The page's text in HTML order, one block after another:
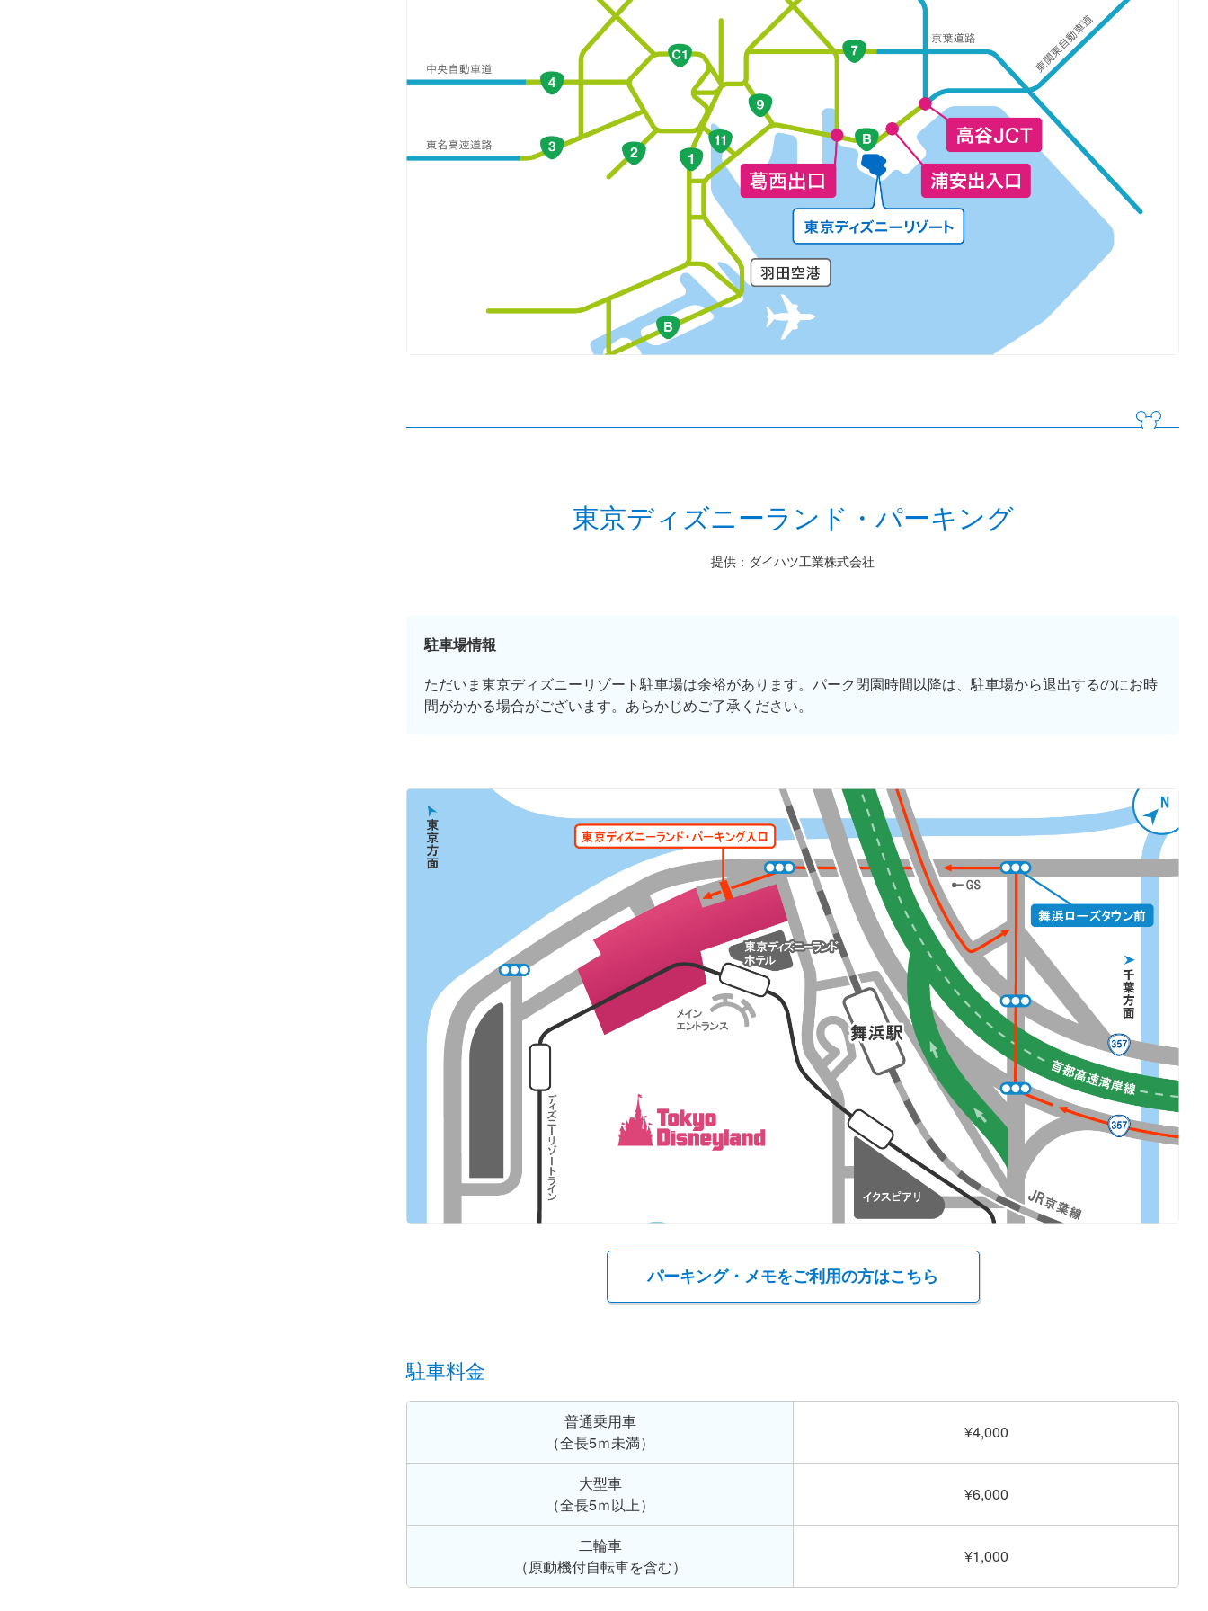
東京ディズニーランド・パーキング
提供：ダイハツ工業株式会社
駐車場情報
ただいま東京ディズニーリゾート駐車場は余裕があります。パーク閉園時間以降は、駐車場から退出するのにお時
間がかかる場合がございます。あらかじめご了承ください。
パーキング・メモをご利用の方はこちら
駐車料金
普通乗用車
（全長5ｍ未満）
¥4,000
大型車
（全長5ｍ以上）
¥6,000
二輪車
（原動機付自転車を含む）
¥1,000